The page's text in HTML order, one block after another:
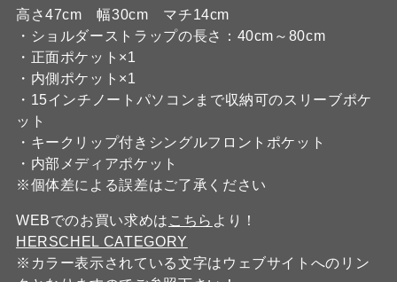
高さ47cm 幅30cm マチ14cm
・ショルダーストラップの長さ：40cm～80cm
・正面ポケット×1
・内側ポケット×1
・15インチノートパソコンまで収納可のスリーブポケ
ット
・キークリップ付きシングルフロントポケット
・内部メディアポケット
※個体差による誤差はご了承ください
WEBでのお買い求めは こちら より！
HERSCHEL CATEGORY
※カラー表示されている文字はウェブサイトへのリン